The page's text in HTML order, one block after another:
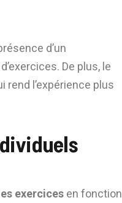
d’un
De plus, le
l’expérience plus
exercices en fonction